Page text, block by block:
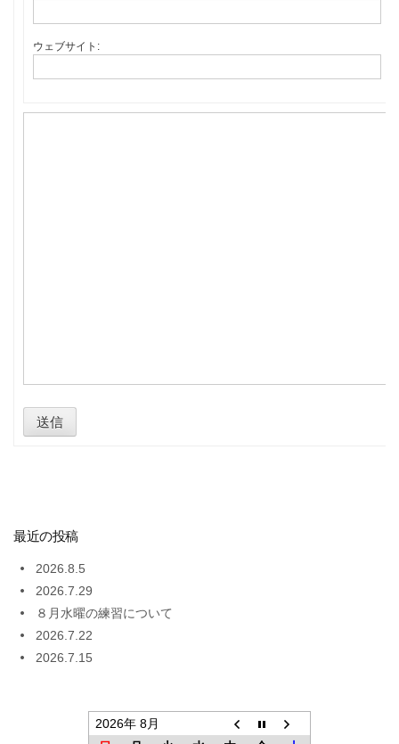
ウェブサイト:
送信
最近の投稿
2026.8.5
2026.7.29
８月水曜の練習について
2026.7.22
2026.7.15
2026年 8月